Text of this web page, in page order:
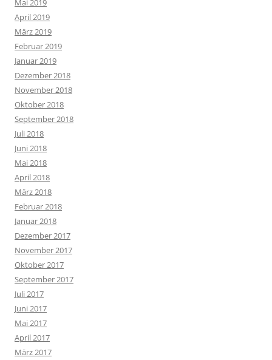
April 2019
März 2019
Februar 2019
Januar 2019
Dezember 2018
November 2018
Oktober 2018
September 2018
Juli 2018
Juni 2018
Mai 2018
April 2018
März 2018
Februar 2018
Januar 2018
Dezember 2017
November 2017
Oktober 2017
September 2017
Juli 2017
Juni 2017
Mai 2017
April 2017
März 2017